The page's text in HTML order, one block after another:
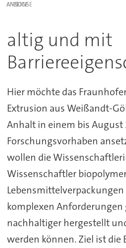
ANZEIGE
altig und mit
Hier möchte das
Extrusion aus Weißandt-
Anhalt in einem bis
Forschungsvorhaben
wollen die
Wissenschaftler
komplexen Anforderungen
nachhaltiger hergestellt
werden können. Ziel ist